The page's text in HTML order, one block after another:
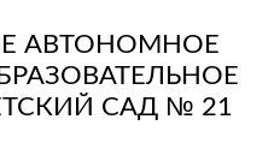
АВТОНОМНОЕ
САД № 21